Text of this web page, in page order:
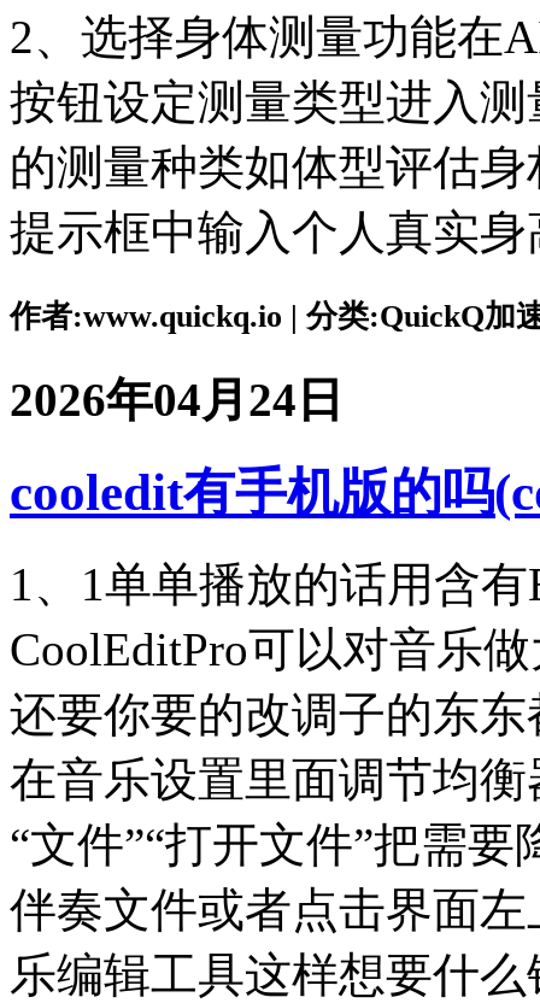
2、选择身体测量功能在
按钮设定测量类型进入
的测量种类如体型评估
提示框中输入个人真实
作者:www.quickq.io | 分类:QuickQ加
2026年04月24日
cooledit有手机版的吗
1、1单单播放的话用含
CoolEditPro可以对音乐
还要你要的改调子的东
在音乐设置里面调节均
“文件”“打开文件”把需
伴奏文件或者点击界面
乐编辑工具这样想要什